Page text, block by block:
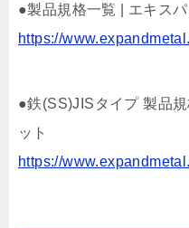
●製品規格一覧 | エキス
https://
●鉄(SS)JISタイプ 製品
ット
https://